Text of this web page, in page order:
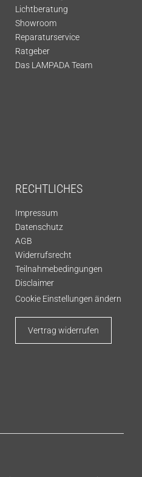
Lichtberatung
Showroom
Reparaturservice
Ratgeber
Das LAMPADA Team
RECHTLICHES
Impressum
Datenschutz
AGB
Widerrufsrecht
Teilnahmebedingungen
Disclaimer
Cookie Einstellungen ändern
Vertrag widerrufen